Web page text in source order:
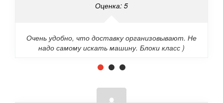
Оценка: 5
Очень удобно, что доставку организовывают. Не
надо самому искать машину. Блоки класс )